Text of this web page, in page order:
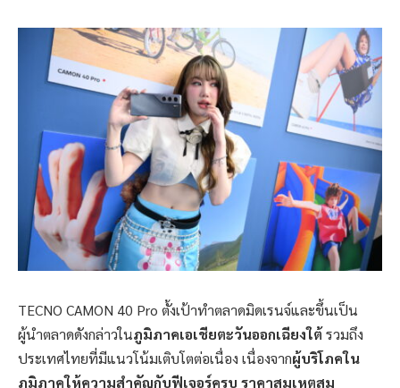
TECNO CAMON 40 Pro ตั้งเป้าทำตลาดมิดเรนจ์และขึ้นเป็น
ผู้นำตลาดดังกล่าวในภูมิภาคเอเชียตะวันออกเฉียงใต้รวมถึง
ประเทศไทยที่มีแนวโน้มเติบโตต่อเนื่อง เนื่องจากผู้บริโภคใน
ภูมิภาคให้ความสำคัญกับฟีเจอร์ครบ ราคาสมเหตุสม